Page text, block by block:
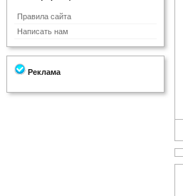
Правила сайта
Написать нам
Реклама